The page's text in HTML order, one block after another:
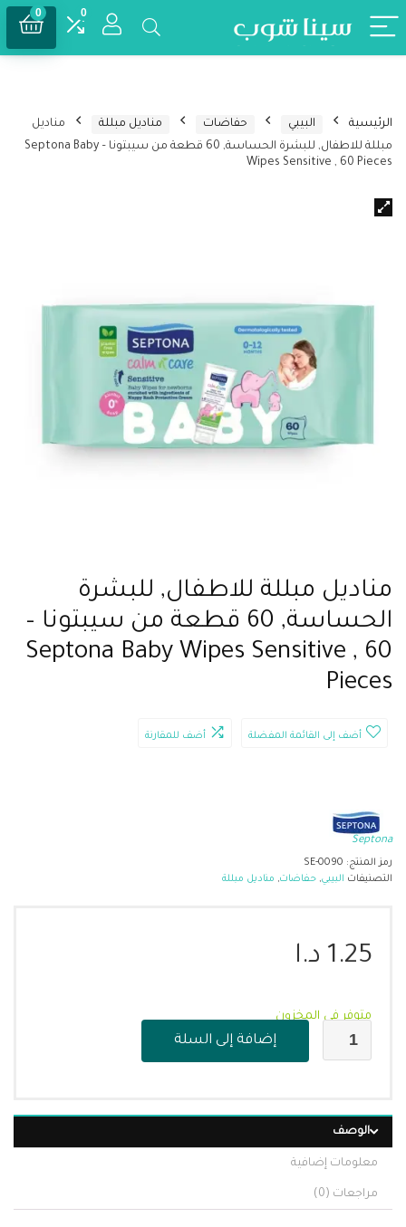
0
0
الرئيسية البيبي حفاضات مناديل مبللة
مناديل
مبللة للاطفال, للبشرة الحساسة, 60 قطعة من سيبتونا – Septona Baby
Wipes Sensitive , 60 Pieces
مناديل مبللة للاطفال, للبشرة
الحساسة, 60 قطعة من سيبتونا –
Septona Baby Wipes Sensitive , 60
Pieces
أضف إلى القائمة المفضلة أضف للمقارنة
Septona
رمز المنتج: SE-0090
التصنيفات البيبي, حفاضات, مناديل مبللة
1.25 د.ا
متوفر في المخزون
إضافة إلى السلة
الوصف
معلومات إضافية
مراجعات (0)